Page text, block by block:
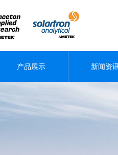
产品展示 新闻资